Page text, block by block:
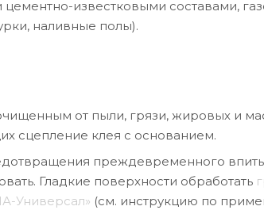
известковыми составами,
наливные полы).
от пыли, грязи, жировых и
сцепление клея с основанием.
преждевременного
Гладкие поверхности обработать
Универсал» (см. инструкцию по